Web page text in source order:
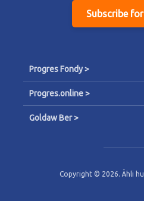
Subscribe
Progres Fondy >
Progres.online >
Goldaw Ber >
Copyright © 2026. Ähli